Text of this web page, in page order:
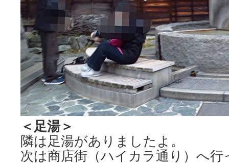
＜足湯＞
隣は足湯がありましたよ。
次は商店街（ハイカラ通り）へ